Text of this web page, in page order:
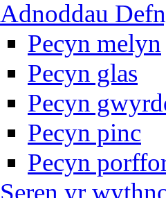
Adnoddau
Pecyn melyn
Pecyn glas
Pecyn
Pecyn pinc
Pecyn
Seren yr